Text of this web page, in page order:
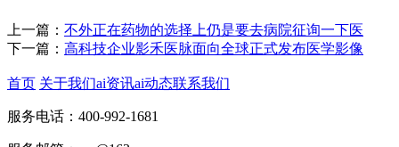
上一篇： 不外正在药物的选择上仍是要去病院征询一下医
下一篇： 高科技企业影禾医脉面向全球正式发布医学影像
首页 关于我们ai资讯ai动态联系我们
服务电话：400-992-1681